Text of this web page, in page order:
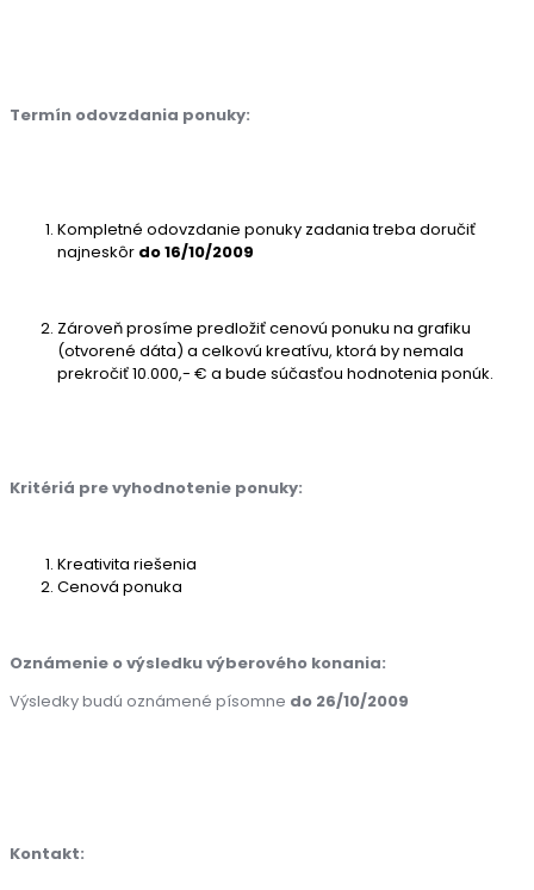
Termín odovzdania ponuky:
Kompletné odovzdanie ponuky zadania treba doručiť
najneskôr do 16/10/2009
Zároveň prosíme predložiť cenovú ponuku na grafiku
(otvorené dáta) a celkovú kreatívu, ktorá by nemala
prekročiť 10.000,- € a bude súčasťou hodnotenia ponúk.
Kritériá pre vyhodnotenie ponuky:
Kreativita riešenia
Cenová ponuka
Oznámenie o výsledku výberového konania:
Výsledky budú oznámené písomne do 26/10/2009
Kontakt: